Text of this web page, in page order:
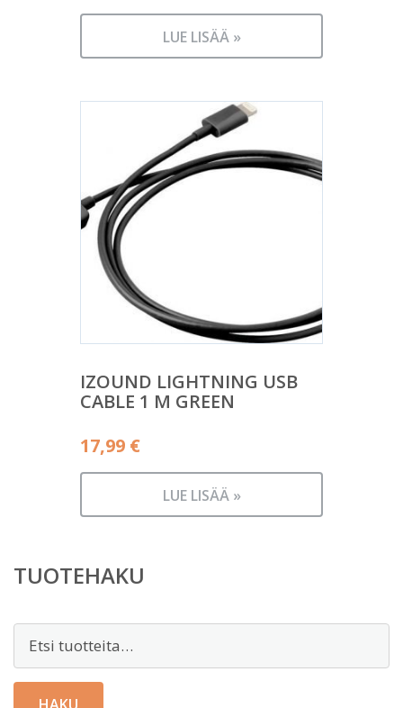
LUE LISÄÄ »
IZOUND LIGHTNING USB
CABLE 1 M GREEN
17,99 €
LUE LISÄÄ »
TUOTEHAKU
Etsi: